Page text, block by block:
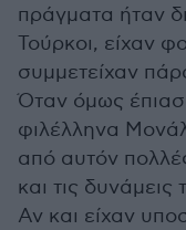
πράγματα ήταν
Τούρκοι, είχαν
συμμετείχαν
Όταν όμως
φιλέλληνα
από αυτόν
και τις
Αν και είχαν